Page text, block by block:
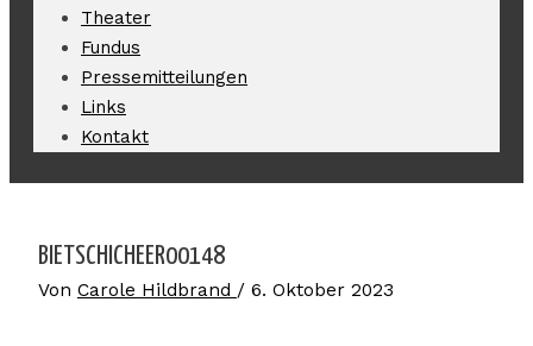
Theater
Fundus
Pressemitteilungen
Links
Kontakt
BIETSCHICHEER00148
Von Carole Hildbrand / 6. Oktober 2023